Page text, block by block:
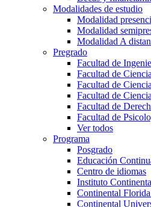
Modalidades de estudio
Modalidad
Modalidad
Modalidad A
Pregrado
Facultad de
Facultad de
Facultad de
Facultad de
Facultad de
Facultad de
Ver todos
Programa
Posgrado
Educación
Centro de idiomas
Instituto
Continental
Continental